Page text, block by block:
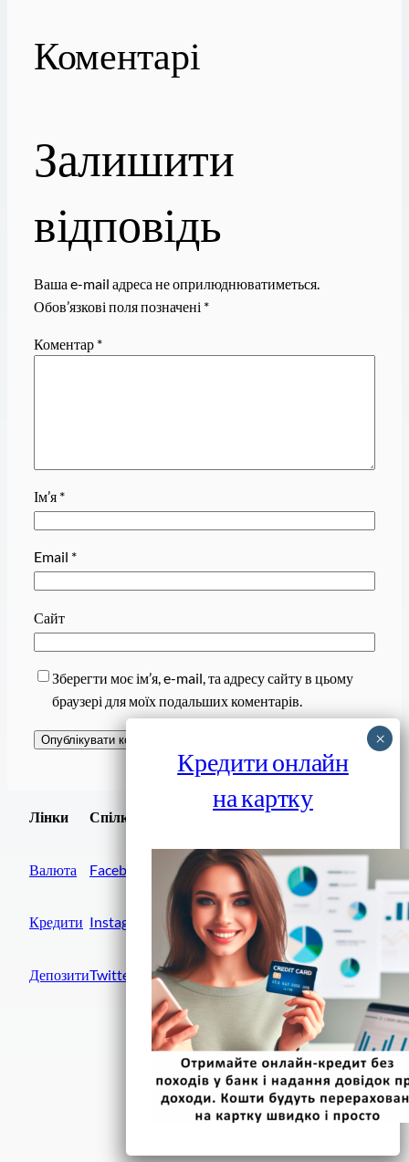
Коментарі
Залишити
відповідь
Ваша e-mail адреса не оприлюднюватиметься.
Обов’язкові поля позначені *
Коментар *
Ім’я *
Email *
Сайт
Зберегти моє ім’я, e-mail, та адресу сайту в цьому
браузері для моїх подальших коментарів.
Лінки
Валюта
Кредити
Депозити
Спілки
Facebook
Instagram
Twitter
Завантажити
Фінанси IN UA
вулиця Хрещатик, 14
Київ, 01001
Україна
Кредити онлайн
на картку